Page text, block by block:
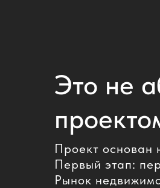
Проект основан
Первый этап:
Рынок
Это не